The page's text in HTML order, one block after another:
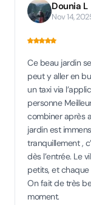
Dounia L
Nov 14,
Ce beau jardin
peut y aller en
un taxi via
personne
combiner après
jardin est
tranquillement ,
dès l’entrée. Le
petits, et chaque
On fait de très
moment.